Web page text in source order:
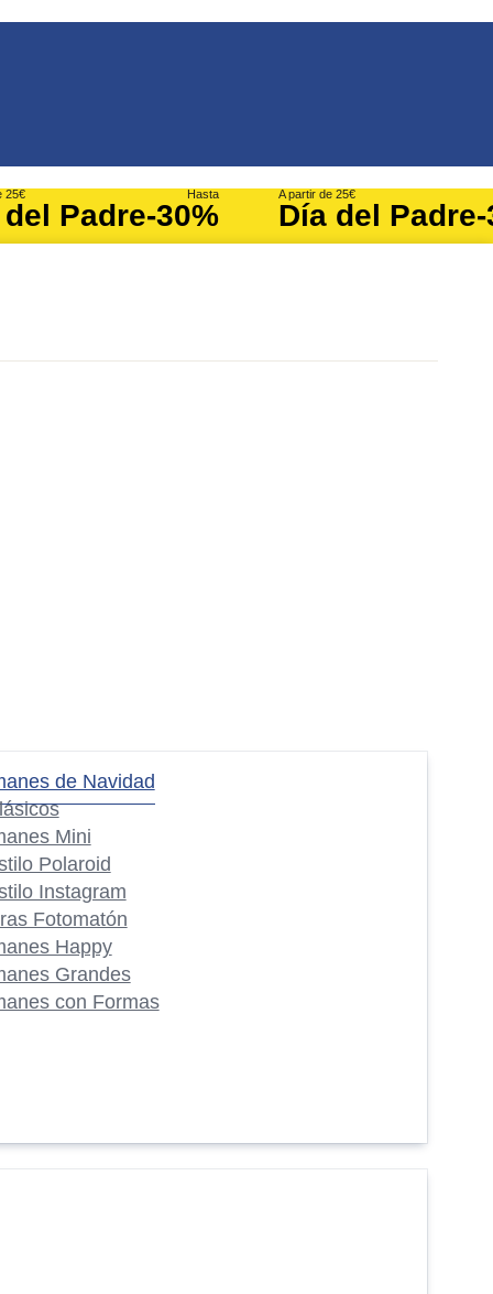
25€
Padre
Hasta
-30%
A partir de 25€
Día del Padre
de Navidad
Mini
Polaroid
Instagram
Fotomatón
Happy
Grandes
con Formas